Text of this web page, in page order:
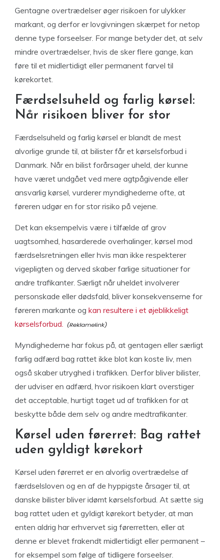
Gentagne overtrædelser øger risikoen for ulykker
markant, og derfor er lovgivningen skærpet for netop
denne type forseelser. For mange betyder det, at selv
mindre overtrædelser, hvis de sker flere gange, kan
føre til et midlertidigt eller permanent farvel til
kørekortet.
Færdselsuheld og farlig kørsel:
Når risikoen bliver for stor
Færdselsuheld og farlig kørsel er blandt de mest
alvorlige grunde til, at bilister får et kørselsforbud i
Danmark. Når en bilist forårsager uheld, der kunne
have været undgået ved mere agtpågivende eller
ansvarlig kørsel, vurderer myndighederne ofte, at
føreren udgør en for stor risiko på vejene.
Det kan eksempelvis være i tilfælde af grov
uagtsomhed, hasarderede overhalinger, kørsel mod
færdselsretningen eller hvis man ikke respekterer
vigepligten og derved skaber farlige situationer for
andre trafikanter. Særligt når uheldet involverer
personskade eller dødsfald, bliver konsekvenserne for
føreren markante og kan resultere i et øjeblikkeligt
kørselsforbud.
Myndighederne har fokus på, at gentagen eller særligt
farlig adfærd bag rattet ikke blot kan koste liv, men
også skaber utryghed i trafikken. Derfor bliver bilister,
der udviser en adfærd, hvor risikoen klart overstiger
det acceptable, hurtigt taget ud af trafikken for at
beskytte både dem selv og andre medtrafikanter.
Kørsel uden førerret: Bag rattet
uden gyldigt kørekort
Kørsel uden førerret er en alvorlig overtrædelse af
færdselsloven og en af de hyppigste årsager til, at
danske bilister bliver idømt kørselsforbud. At sætte sig
bag rattet uden et gyldigt kørekort betyder, at man
enten aldrig har erhvervet sig førerretten, eller at
denne er blevet frakendt midlertidigt eller permanent –
for eksempel som følge af tidligere forseelser.